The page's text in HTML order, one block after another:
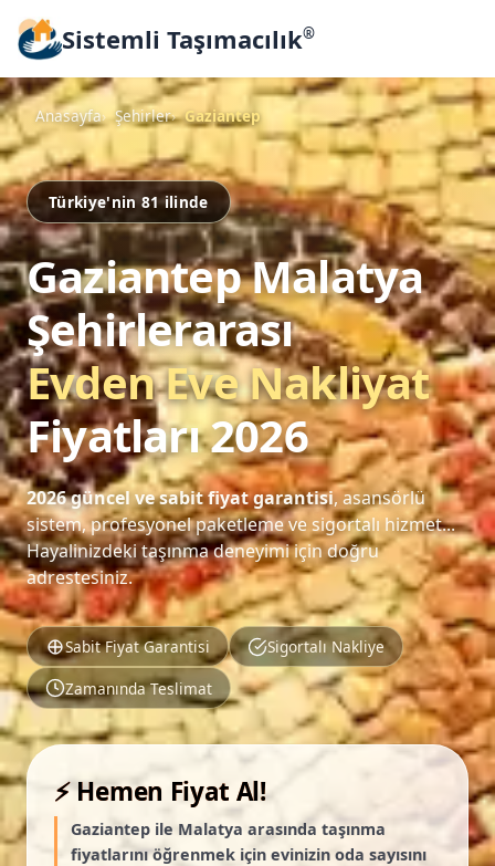
Sistemli Taşımacılık®
Anasayfa Şehirler Gaziantep
Türkiye'nin 81 ilinde
Gaziantep Malatya
Şehirlerarası
Evden Eve Nakliyat
Fiyatları 2026
2026 güncel ve sabit fiyat garantisi, asansörlü
sistem, profesyonel paketleme ve sigortalı hizmet...
Hayalinizdeki taşınma deneyimi için doğru
adrestesiniz.
Sabit Fiyat Garantisi
Sigortalı Nakliye
Zamanında Teslimat
⚡ Hemen Fiyat Al!
Gaziantep ile Malatya arasında taşınma
fiyatlarını öğrenmek için evinizin oda sayısını